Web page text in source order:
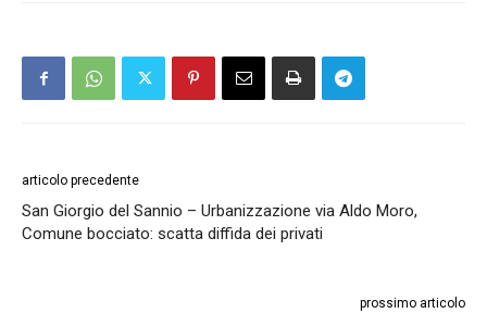
articolo precedente
San Giorgio del Sannio – Urbanizzazione via Aldo Moro,
Comune bocciato: scatta diffida dei privati
prossimo articolo